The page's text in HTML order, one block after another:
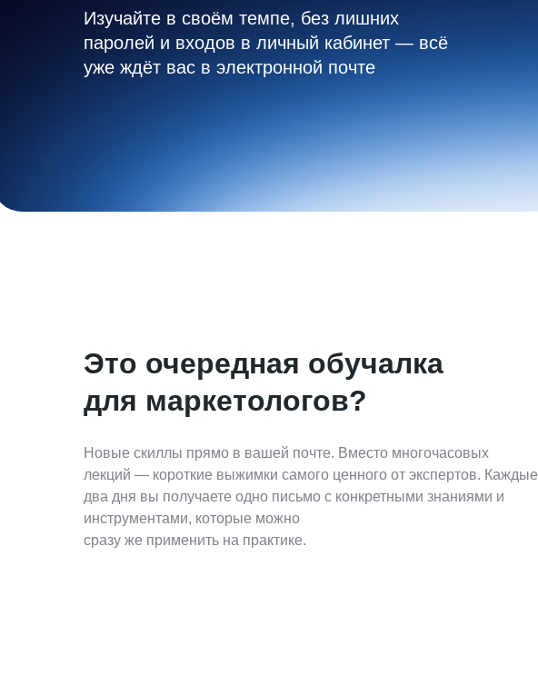
Изучайте в своём темпе, без лишних
паролей и входов в личный кабинет — всё
уже ждёт вас в электронной почте
Это очередная обучалка
для маркетологов?
Новые скиллы прямо в вашей почте. Вместо многочасовых
лекций — короткие выжимки самого ценного от экспертов. Каждые
два дня вы получаете одно письмо с конкретными знаниями и
инструментами, которые можно
сразу же применить на практике.